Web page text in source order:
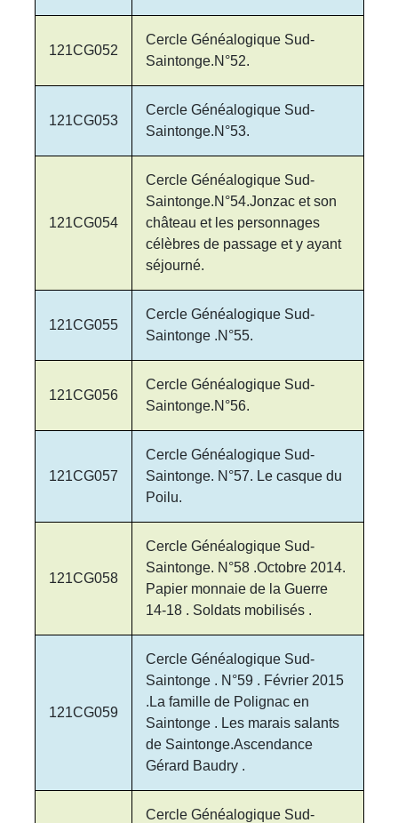
121CG052
Cercle Généalogique Sud-
Saintonge.N°52.
121CG053
Cercle Généalogique Sud-
Saintonge.N°53.
121CG054
Cercle Généalogique Sud-
Saintonge.N°54.Jonzac et son
château et les personnages
célèbres de passage et y ayant
séjourné.
121CG055
Cercle Généalogique Sud-
Saintonge .N°55.
121CG056
Cercle Généalogique Sud-
Saintonge.N°56.
121CG057
Cercle Généalogique Sud-
Saintonge. N°57. Le casque du
Poilu.
121CG058
Cercle Généalogique Sud-
Saintonge. N°58 .Octobre 2014.
Papier monnaie de la Guerre
14-18 . Soldats mobilisés .
121CG059
Cercle Généalogique Sud-
Saintonge . N°59 . Février 2015
.La famille de Polignac en
Saintonge . Les marais salants
de Saintonge.Ascendance
Gérard Baudry .
Cercle Généalogique Sud-